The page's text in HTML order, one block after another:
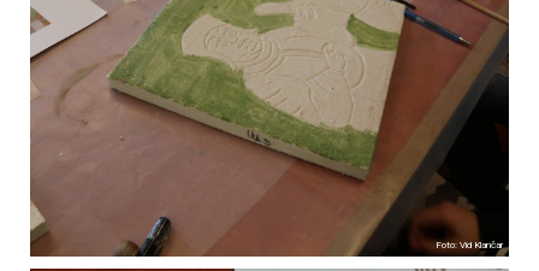
Foto: Vid Klančar